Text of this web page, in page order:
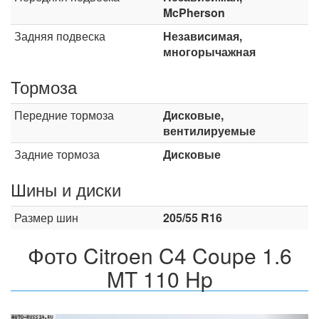
McPherson
Задняя подвеска
Независимая,
многорычажная
Тормоза
Передние тормоза
Дисковые,
вентилируемые
Задние тормоза
Дисковые
Шины и диски
Размер шин 205/55 R16
Фото Citroen C4 Coupe 1.6
MT 110 Hp